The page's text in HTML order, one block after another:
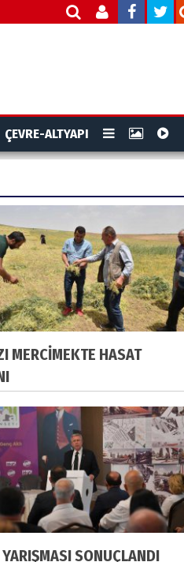
ÇEVRE-ALTYAPI
MERCİMEKTE HASAT
YARIŞMASI SONUÇLANDI